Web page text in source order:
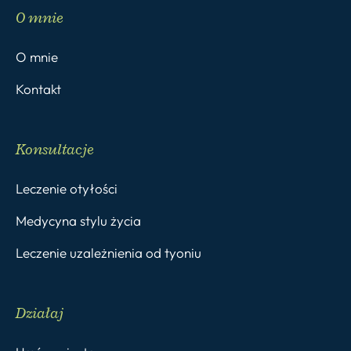
O mnie
O mnie
Kontakt
Konsultacje
Leczenie otyłości
Medycyna stylu życia
Leczenie uzależnienia od tyoniu
Działaj